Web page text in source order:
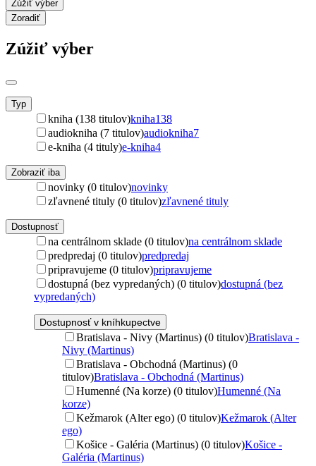
Zúžiť výber
Zoradiť
Zúžiť výber
Typ
kniha (138 titulov)kniha138
audiokniha (7 titulov)audiokniha7
e-kniha (4 tituly)e-kniha4
Zobraziť iba
novinky (0 titulov)novinky
zľavnené tituly (0 titulov)zľavnené tituly
Dostupnosť
na centrálnom sklade (0 titulov)na centrálnom sklade
predpredaj (0 titulov)predpredaj
pripravujeme (0 titulov)pripravujeme
dostupná (bez vypredaných) (0 titulov)dostupná (bez
vypredaných)
Dostupnosť v kníhkupectve
Bratislava - Nivy (Martinus) (0 titulov)Bratislava -
Nivy (Martinus)
Bratislava - Obchodná (Martinus) (0
titulov)Bratislava - Obchodná (Martinus)
Humenné (Na korze) (0 titulov)Humenné (Na
korze)
Kežmarok (Alter ego) (0 titulov)Kežmarok (Alter
ego)
Košice - Galéria (Martinus) (0 titulov)Košice -
Galéria (Martinus)